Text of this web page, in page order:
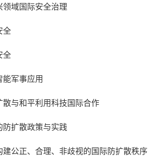
领域国际安全治理
全
全
能军事应用
散与和平利用科技国际合作
防扩散政策与实践
建公正、合理、非歧视的国际防扩散秩序